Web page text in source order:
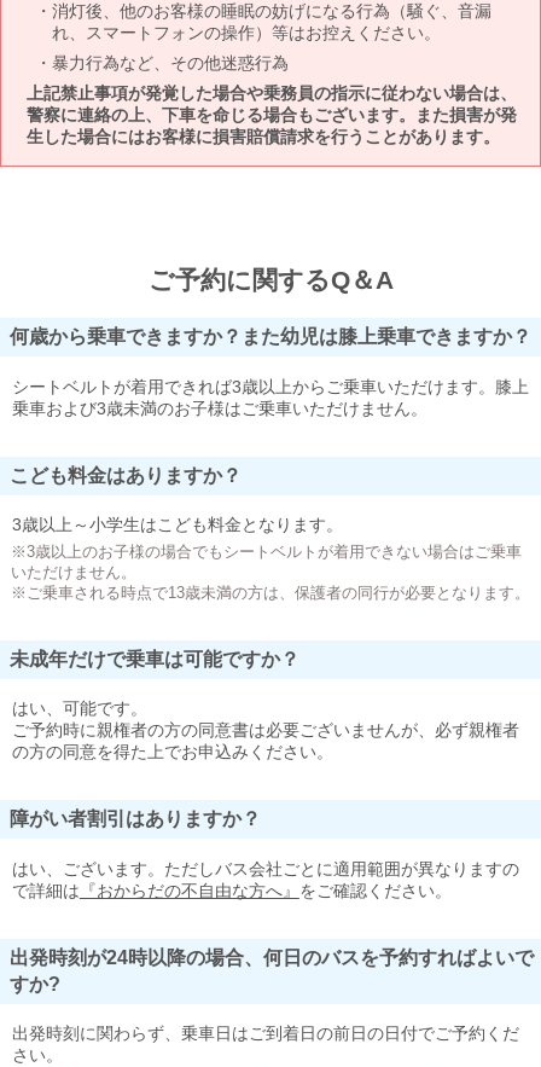
消灯後、他のお客様の睡眠の妨げになる行為（騒ぐ、音漏
れ、スマートフォンの操作）等はお控えください。
暴力行為など、その他迷惑行為
上記禁止事項が発覚した場合や乗務員の指示に従わない場合は、
警察に連絡の上、下車を命じる場合もございます。また損害が発
生した場合にはお客様に損害賠償請求を行うことがあります。
ご予約に関するQ＆A
何歳から乗車できますか？また幼児は膝上乗車できますか？
シートベルトが着用できれば3歳以上からご乗車いただけます。膝上
乗車および3歳未満のお子様はご乗車いただけません。
こども料金はありますか？
3歳以上～小学生はこども料金となります。
※3歳以上のお子様の場合でもシートベルトが着用できない場合はご乗車
いただけません。
※ご乗車される時点で13歳未満の方は、保護者の同行が必要となります。
未成年だけで乗車は可能ですか？
はい、可能です。
ご予約時に親権者の方の同意書は必要ございませんが、必ず親権者
の方の同意を得た上でお申込みください。
障がい者割引はありますか？
はい、ございます。ただしバス会社ごとに適用範囲が異なりますの
で詳細は 『おからだの不自由な方へ』 をご確認ください。
出発時刻が24時以降の場合、何日のバスを予約すればよいで
すか?
出発時刻に関わらず、乗車日はご到着日の前日の日付でご予約くだ
さい。